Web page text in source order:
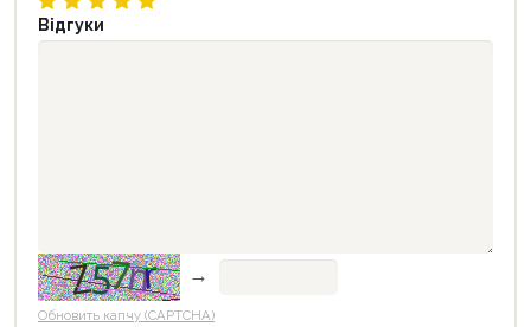
Відгуки
→
Обновить капчу (CAPTCHA)